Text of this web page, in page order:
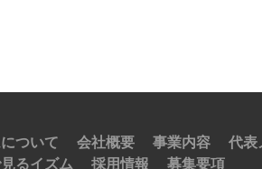
ついて 会社概要 事業内容
代表
るイズム
採用情報 募集要項